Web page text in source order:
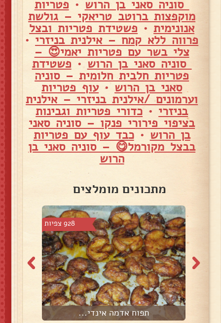
סוניה סאני בן הרוש • פטריות
מוקפצות ברוטב טריאקי – גולשת
אנונימית• פשטידת פטריות ובצל
פרווה ללא קמח – אילנית בניזרי •
צלי בשר עם פטריות יאמי😍 –
סוניה סאני בן הרוש • פשטידת
פטריות חלבית חלומית – סוניה
סאני בן הרוש •עוף פטריות
וערמונים /אילנית בניזרי – אילנית
בניזרי • כדורי פטריות וגבינות
בציפוי פירורי פנקו – סוניה סאני
בן הרוש •כבד עוף עם פטריות
בבצל מקורמל😋 – סוניה סאני בן
הרוש
מתכונים מומלצים
928 צפיות
תפוח אדמה אינדי...